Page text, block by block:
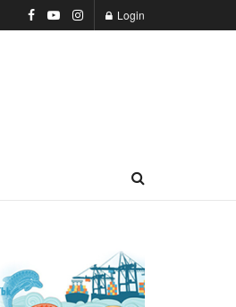
Login